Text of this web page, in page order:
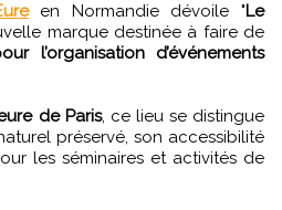
en Normandie dévoile "Le
marque destinée à faire de
l’organisation d’événements
de Paris, ce lieu se distingue
préservé, son accessibilité
les séminaires et activités de